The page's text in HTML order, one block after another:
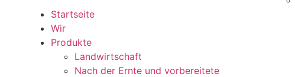
Startseite
Wir
Produkte
Landwirtschaft
Nach der Ernte und vorbereitete